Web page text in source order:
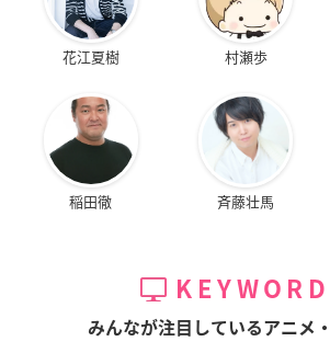
花江夏樹 村瀬歩
稲田徹 斉藤壮馬
みんなが注目しているアニメ